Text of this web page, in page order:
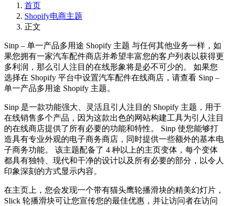
首页
Shopify电商主题
正文
Sinp – 单一产品多用途 Shopify 主题 与任何其他业务一样，如
果您拥有一家汽车配件商店并希望丰富您的客户列表以获得更
多利润，那么引人注目的在线形象将是必不可少的。 如果您
选择在 Shopify 平台中设置汽车配件在线商店，请查看 Sinp –
单一产品多用途 Shopify 主题。
Sinp 是一款功能强大、灵活且引人注目的 Shopify 主题，用于
在线销售多个产品，因为这款出色的网站构建工具为引人注目
的在线商店提供了所有必要的功能和特性。 Sinp 使您能够打
造具有专业外观的电子商务商店，同时提供一些额外的基本电
子商务功能。 该主题配备了 4 种以上的主页变体，每个变体
都具有独特、现代和干净的设计以及所有必要的部分，以令人
印​​象深刻的方式显示内容。
在主页上，您会发现一个带有猫头鹰轮播滑块的精美幻灯片，
Slick 轮播滑块可让您宣传您的最佳优惠，并让访问者在访问